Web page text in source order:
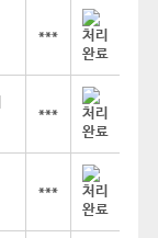
***
***
***